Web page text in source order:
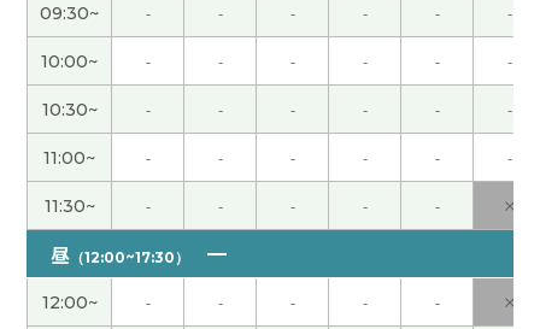
为了下次旅游更顺利，我会努力提高我的中文水平
的！
谢谢您( 女性 )
今回も興味深いお話ができて楽しかったです。日本
語が多くなりましたが・・・、流石に今回の難し
いところは中国語が思いつかないのでまずは自動
翻訳してみます（笑）下次见！( 50代 男性 )
09:30~ - - - - - -
10:00~ - - - - - -
10:30~ - - - - - -
11:00~ - - - - - -
11:30~ - - - - - ×
昼 （12:00~17:30）
12:00~ - - - - - ×